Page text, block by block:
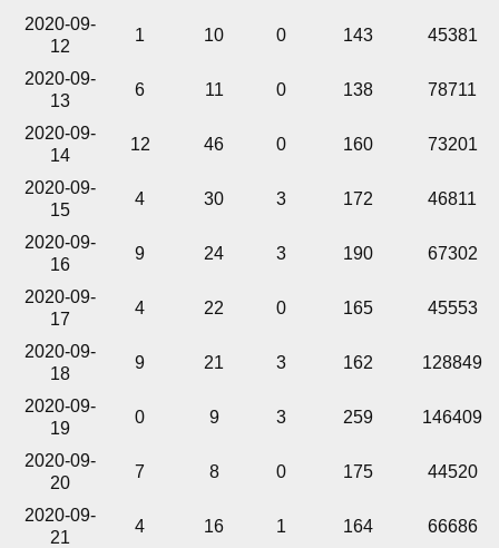
2020-09-
12
1 10 0 143 45381
2020-09-
13
6 11 0 138 78711
2020-09-
14
12 46 0 160 73201
2020-09-
15
4 30 3 172 46811
2020-09-
16
9 24 3 190 67302
2020-09-
17
4 22 0 165 45553
2020-09-
18
9 21 3 162 128849
2020-09-
19
0 9 3 259 146409
2020-09-
20
7 8 0 175 44520
2020-09-
21
4 16 1 164 66686